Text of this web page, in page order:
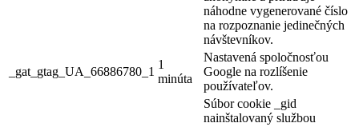
náhodne vygenerované číslo
na rozpoznanie jedinečných
návštevníkov.
_gat_gtag_UA_66886780_1
1
minúta
Nastavená spoločnosťou
Google na rozlíšenie
používateľov.
Súbor cookie _gid
nainštalovaný službou